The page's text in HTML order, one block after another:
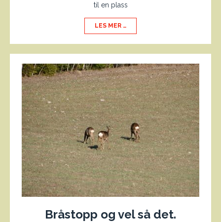
til en plass
LES MER …
Bråstopp og vel så det.